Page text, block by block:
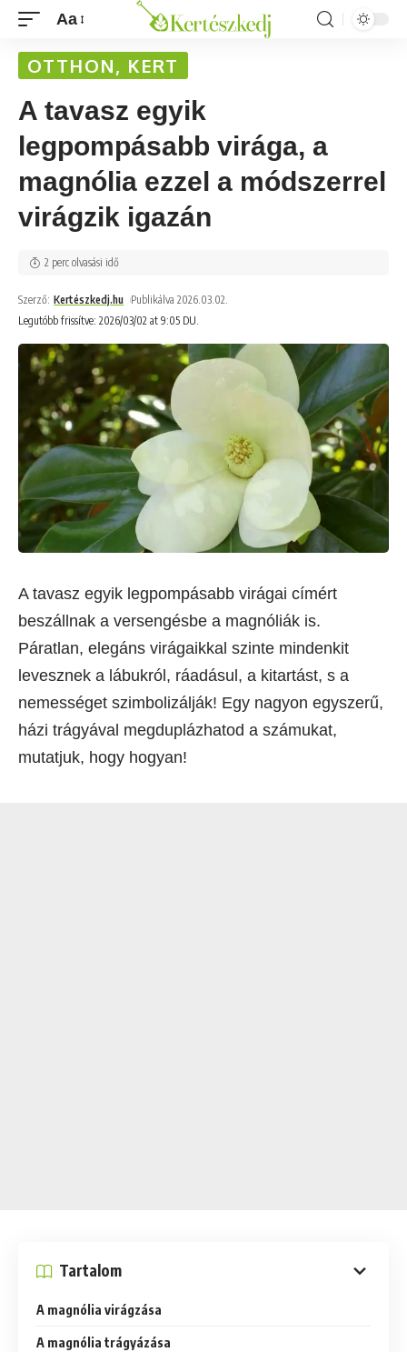
Aa
OTTHON, KERT
A tavasz egyik
legpompásabb virága, a
magnólia ezzel a módszerrel
virágzik igazán
Legutóbb frissítve: 2026/03/02 at 9:05 DU.
Szerző: Kertészkedj.hu Publikálva 2026.03.02.
2 perc olvasási idő
A tavasz egyik legpompásabb virágai címért
beszállnak a versengésbe a magnóliák is.
Páratlan, elegáns virágaikkal szinte mindenkit
levesznek a lábukról, ráadásul, a kitartást, s a
nemességet szimbolizálják! Egy nagyon egyszerű,
házi trágyával megduplázhatod a számukat,
mutatjuk, hogy hogyan!
Tartalom
A magnólia virágzása
A magnólia trágyázása